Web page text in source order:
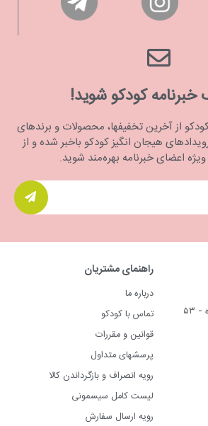
کودکو شوید!
از آخرین تخفیفها، محصولات و برندهای
هیجان انگیز کودکو باخبر شده و از
ویژه اعضای خبرنامه بهره‌مند شوید.
راهنمای مشتریان
درباره ما
تماس با کودکو
قوانین و مقررات
پرسشهای متداول
رویه انصراف و بازگرداندن کالا
لیست کامل سیسمونی
رویه ارسال سفارش